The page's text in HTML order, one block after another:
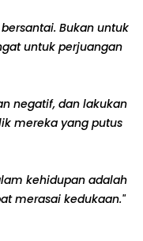
Bukan untuk
untuk perjuangan
negatif, dan lakukan
mereka yang putus
kehidupan adalah
merasai kedukaan."